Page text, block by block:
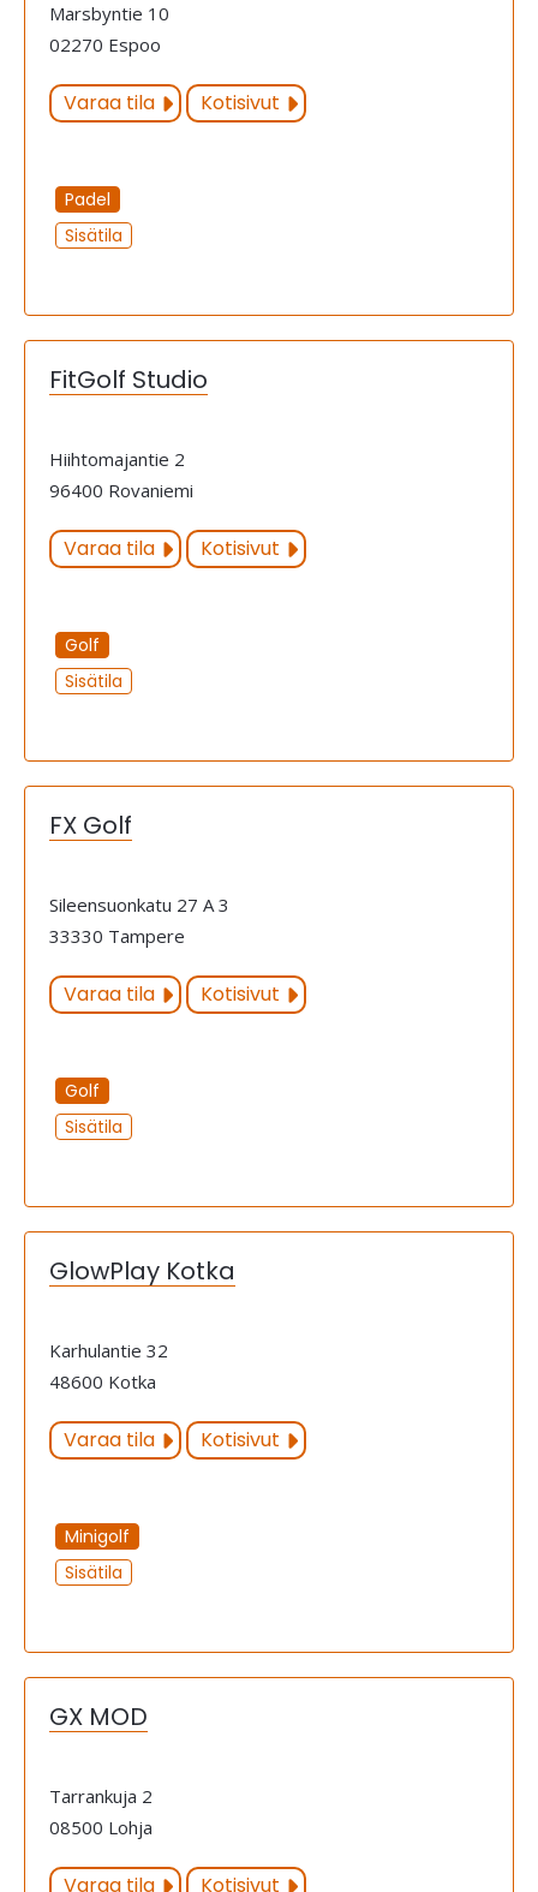
Marsbyntie 10
02270 Espoo
Varaa tila Kotisivut
Padel
Sisätila
FitGolf Studio
Hiihtomajantie 2
96400 Rovaniemi
Varaa tila Kotisivut
Golf
Sisätila
FX Golf
Sileensuonkatu 27 A 3
33330 Tampere
Varaa tila Kotisivut
Golf
Sisätila
GlowPlay Kotka
Karhulantie 32
48600 Kotka
Varaa tila Kotisivut
Minigolf
Sisätila
GX MOD
Tarrankuja 2
08500 Lohja
Varaa tila Kotisivut